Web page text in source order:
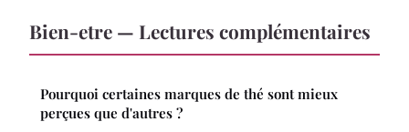
Bien-etre — Lectures complémentaires
Pourquoi certaines marques de thé sont mieux
perçues que d'autres ?